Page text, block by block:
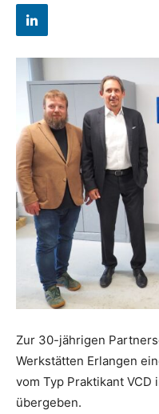
Zur 30-jährigen
Werkstätten Erlangen
vom Typ Praktikant VCD
übergeben.